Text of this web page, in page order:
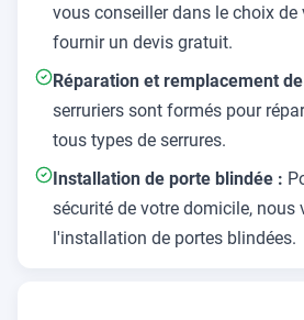
vous conseiller dans le choix de
fournir un devis gratuit.
Réparation et remplacement
serruriers sont formés pour
tous types de serrures.
Installation de porte blindée :
sécurité de votre domicile, nous
l'installation de portes blindées.